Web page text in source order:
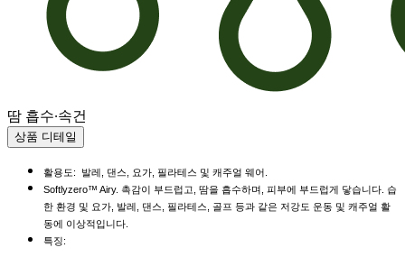
땀 흡수·속건
상품 디테일
활용도: 발레, 댄스, 요가, 필라테스 및 캐주얼 웨어.
Softlyzero™ Airy. 촉감이 부드럽고, 땀을 흡수하며, 피부에 부드럽게 닿습니다. 습
한 환경 및 요가, 발레, 댄스, 필라테스, 골프 등과 같은 저강도 운동 및 캐주얼 활
동에 이상적입니다.
특징: